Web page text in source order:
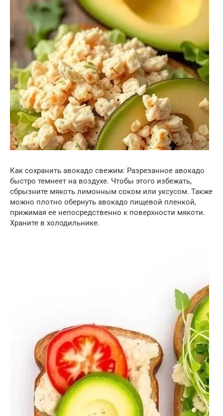
Как сохранить авокадо свежим: Разрезанное авокадо
быстро темнеет на воздухе. Чтобы этого избежать,
сбрызните мякоть лимонным соком или уксусом. Также
можно плотно обернуть авокадо пищевой пленкой,
прижимая ее непосредственно к поверхности мякоти.
Храните в холодильнике.